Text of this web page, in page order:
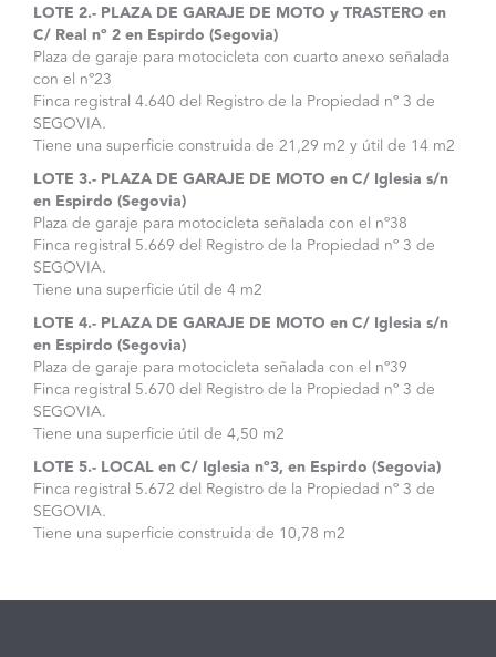
LOTE 2.- PLAZA DE GARAJE DE MOTO y TRASTERO en
C/ Real nº 2 en Espirdo (Segovia)
Plaza de garaje para motocicleta con cuarto anexo señalada
con el nº23
Finca registral 4.640 del Registro de la Propiedad nº 3 de
SEGOVIA.
Tiene una superficie construida de 21,29 m2 y útil de 14 m2
LOTE 3.- PLAZA DE GARAJE DE MOTO en C/ Iglesia s/n
en Espirdo (Segovia)
Plaza de garaje para motocicleta señalada con el nº38
Finca registral 5.669 del Registro de la Propiedad nº 3 de
SEGOVIA.
Tiene una superficie útil de 4 m2
LOTE 4.- PLAZA DE GARAJE DE MOTO en C/ Iglesia s/n
en Espirdo (Segovia)
Plaza de garaje para motocicleta señalada con el nº39
Finca registral 5.670 del Registro de la Propiedad nº 3 de
SEGOVIA.
Tiene una superficie útil de 4,50 m2
LOTE 5.- LOCAL en C/ Iglesia nº3, en Espirdo (Segovia)
Finca registral 5.672 del Registro de la Propiedad nº 3 de
SEGOVIA.
Tiene una superficie construida de 10,78 m2